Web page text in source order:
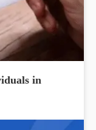
in